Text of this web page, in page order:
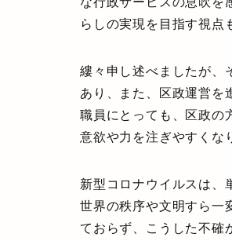
らしの実現を目指す視点
縷々申し述べましたが、
あり、また、区政運営を
職員にとっても、区政の
意欲や力を注ぎやすくな
新型コロナウイルスは、
世界の秩序や文明すら一
ておらず、こうした不確